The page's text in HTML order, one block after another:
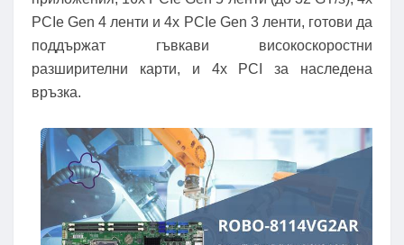
PCIe Gen 4 ленти и 4x PCIe Gen 3 ленти, готови да
поддържат гъвкави високоскоростни
разширителни карти, и 4x PCI за наследена
връзка.